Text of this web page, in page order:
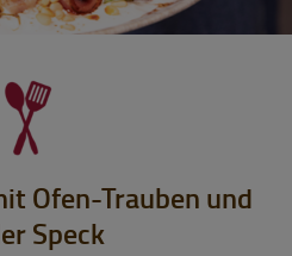
Ofen-Trauben und
Speck